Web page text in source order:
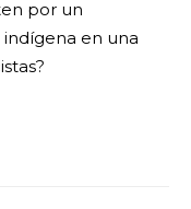
por un
en una